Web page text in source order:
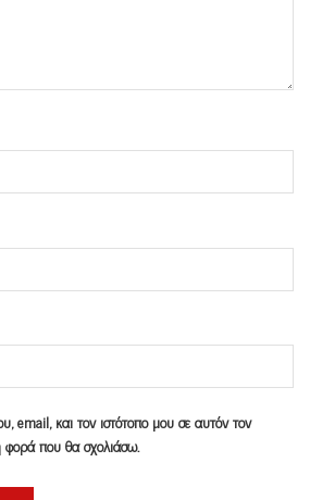
email, και τον ιστότοπο μου σε αυτόν τον
που θα σχολιάσω.